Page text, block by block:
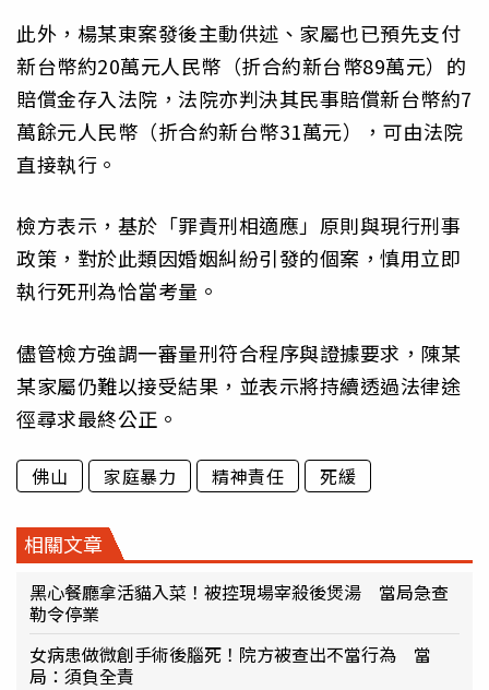
此外，楊某東案發後主動供述、家屬也已預先支付
新台幣約20萬元人民幣（折合約新台幣89萬元）的
賠償金存入法院，法院亦判決其民事賠償新台幣約7
萬餘元人民幣（折合約新台幣31萬元），可由法院
直接執行。
檢方表示，基於「罪責刑相適應」原則與現行刑事
政策，對於此類因婚姻糾紛引發的個案，慎用立即
執行死刑為恰當考量。
儘管檢方強調一審量刑符合程序與證據要求，陳某
某家屬仍難以接受結果，並表示將持續透過法律途
徑尋求最終公正。
佛山 家庭暴力 精神責任 死緩
相關文章
黑心餐廳拿活貓入菜！被控現場宰殺後煲湯 當局急查
勒令停業
女病患做微創手術後腦死！院方被查出不當行為 當
局：須負全責